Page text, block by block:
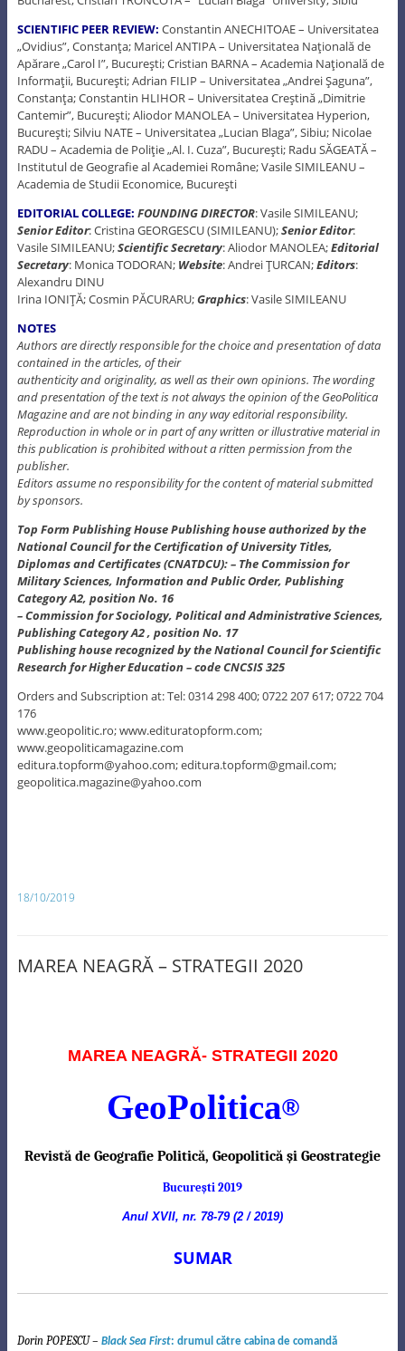
SCIENTIFIC PEER REVIEW: Constantin ANECHITOAE – Universitatea
„Ovidius”, Constanţa; Maricel ANTIPA – Universitatea Naţională de
Apărare „Carol I”, Bucureşti; Cristian BARNA – Academia Naţională de
Informaţii, Bucureşti; Adrian FILIP – Universitatea „Andrei Şaguna”,
Constanţa; Constantin HLIHOR – Universitatea Creştină „Dimitrie
Cantemir”, Bucureşti; Aliodor MANOLEA – Universitatea Hyperion,
Bucureşti; Silviu NATE – Universitatea „Lucian Blaga”, Sibiu; Nicolae
RADU – Academia de Poliţie „Al. I. Cuza”, Bucureşti; Radu SĂGEATĂ –
Institutul de Geografie al Academiei Române; Vasile SIMILEANU –
Academia de Studii Economice, Bucureşti
EDITORIAL COLLEGE: FOUNDING DIRECTOR: Vasile SIMILEANU;
Senior Editor: Cristina GEORGESCU (SIMILEANU);Senior Editor:
Vasile SIMILEANU;Scientific Secretary: Aliodor MANOLEA;Editorial
Secretary: Monica TODORAN; Website: Andrei ŢURCAN;Editors:
Alexandru DINU
Irina IONIŢĂ; Cosmin PĂCURARU;Graphics: Vasile SIMILEANU
NOTES
Authors are directly responsible for the choice and presentation of data
contained in the articles, of their
authenticity and originality, as well as their own opinions. The wording
and presentation of the text is not always the opinion of the GeoPolitica
Magazine and are not binding in any way editorial responsibility.
Reproduction in whole or in part of any written or illustrative material in
this publication is prohibited without a ritten permission from the
publisher.
Editors assume no responsibility for the content of material submitted
by sponsors.
Top Form Publishing House Publishing house authorized by the
National Council for the Certification of University Titles,
Diplomas and Certificates (CNATDCU): – The Commission for
Military Sciences, Information and Public Order, Publishing
Category A2, position No. 16
– Commission for Sociology, Political and Administrative Sciences,
Publishing Category A2 , position No. 17
Publishing house recognized by the National Council for Scientific
Research for Higher Education – code CNCSIS 325
Orders and Subscription at: Tel: 0314 298 400; 0722 207 617; 0722 704
176
www.geopolitic.ro; www.edituratopform.com;
www.geopoliticamagazine.com
editura.topform@yahoo.com; editura.topform@gmail.com;
geopolitica.magazine@yahoo.com
18/10/2019
MAREA NEAGRĂ – STRATEGII 2020
MAREA NEAGRĂ- STRATEGII 2020
GeoPolitica®
Revistă de Geografie Politică, Geopolitică şi Geostrategie
Bucureşti 2019
Anul XVII, nr. 78-79 (2 / 2019)
SUMAR
Dorin POPESCU – Black Sea First: drumul către cabina de comandă